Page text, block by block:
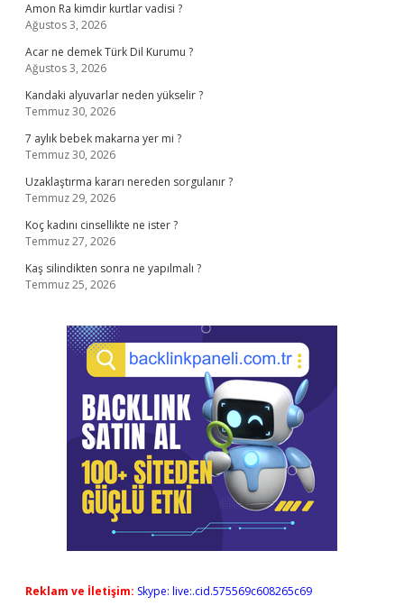
Amon Ra kimdir kurtlar vadisi ?
Ağustos 3, 2026
Acar ne demek Türk Dil Kurumu ?
Ağustos 3, 2026
Kandaki alyuvarlar neden yükselir ?
Temmuz 30, 2026
7 aylık bebek makarna yer mi ?
Temmuz 30, 2026
Uzaklaştırma kararı nereden sorgulanır ?
Temmuz 29, 2026
Koç kadını cinsellikte ne ister ?
Temmuz 27, 2026
Kaş silindikten sonra ne yapılmalı ?
Temmuz 25, 2026
Reklam ve İletişim: Skype: live:.cid.575569c608265c69